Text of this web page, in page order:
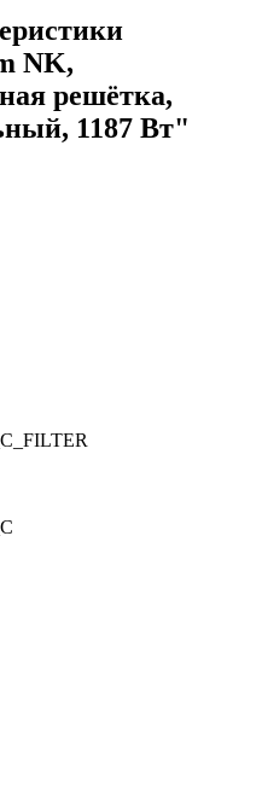
NK,
решётка,
1187 Вт"